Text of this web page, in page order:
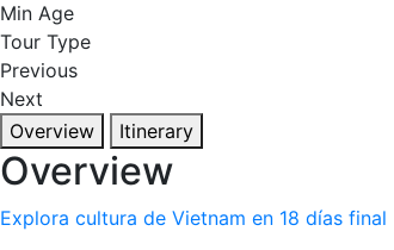
Min Age
Tour Type
Previous
Next
Overview
Itinerary
Overview
Explora cultura de Vietnam en 18 días final